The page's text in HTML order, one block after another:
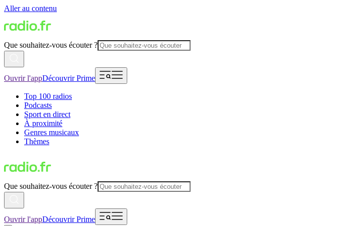
Aller au contenu
Que souhaitez-vous écouter ?
Ouvrir l'appDécouvrir Prime
Top 100 radios
Podcasts
Sport en direct
À proximité
Genres musicaux
Thèmes
Que souhaitez-vous écouter ?
Ouvrir l'appDécouvrir Prime